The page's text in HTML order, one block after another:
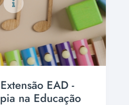
EAD -
na Educação